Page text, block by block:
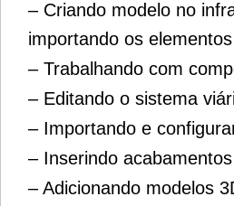
– Criando modelo no
importando os
– Trabalhando com
– Editando o sistema
– Importando e
– Inserindo
– Adicionando modelos